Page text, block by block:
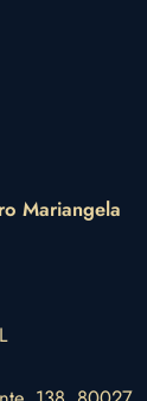
Mariangela